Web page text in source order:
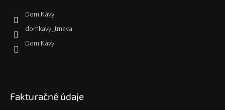
Dom Kávy
domkavy_trnava
Dom Kávy
Fakturačné údaje